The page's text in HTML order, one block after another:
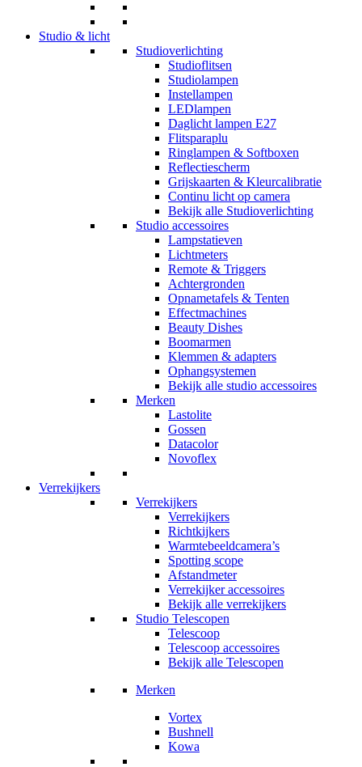
Studio & licht
Studioverlichting
Studioflitsen
Studiolampen
Instellampen
LEDlampen
Daglicht lampen E27
Flitsparaplu
Ringlampen & Softboxen
Reflectiescherm
Grijskaarten & Kleurcalibratie
Continu licht op camera
Bekijk alle Studioverlichting
Studio accessoires
Lampstatieven
Lichtmeters
Remote & Triggers
Achtergronden
Opnametafels & Tenten
Effectmachines
Beauty Dishes
Boomarmen
Klemmen & adapters
Ophangsystemen
Bekijk alle studio accessoires
Merken
Lastolite
Gossen
Datacolor
Novoflex
Verrekijkers
Verrekijkers
Verrekijkers
Richtkijkers
Warmtebeeldcamera’s
Spotting scope
Afstandmeter
Verrekijker accessoires
Bekijk alle verrekijkers
Studio Telescopen
Telescoop
Telescoop accessoires
Bekijk alle Telescopen
Merken
Vortex
Bushnell
Kowa